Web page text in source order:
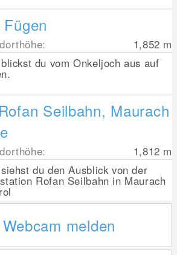
1,852 m
du vom Onkeljoch aus auf
Seilbahn, Maurach
1,812 m
du den Ausblick von der
Rofan Seilbahn in Maurach
melden